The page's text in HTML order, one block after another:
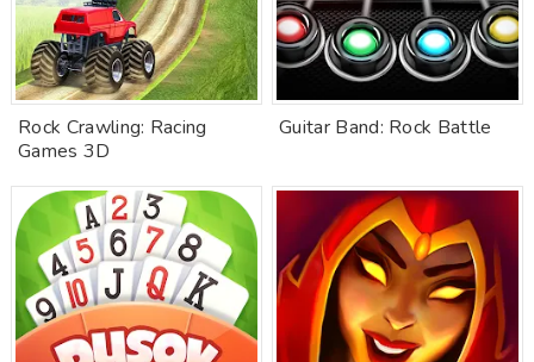
Rock Crawling: Racing
Games 3D
Guitar Band: Rock Battle